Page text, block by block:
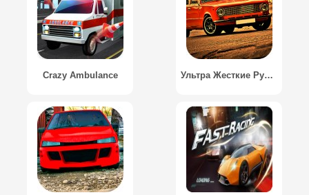
Crazy Ambulance Ультра Жесткие Русские Гонки / Ultra Hard Russian Racing